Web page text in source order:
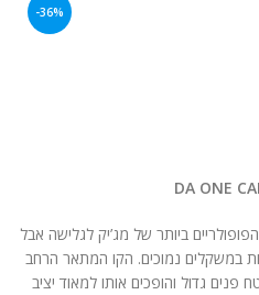
-36%
ביותר של מג’יק לגלישה אבל
במשקלים נמוכים. הקו המתאר הרחב
פנים גדול והופכים אותו למאוד יציב